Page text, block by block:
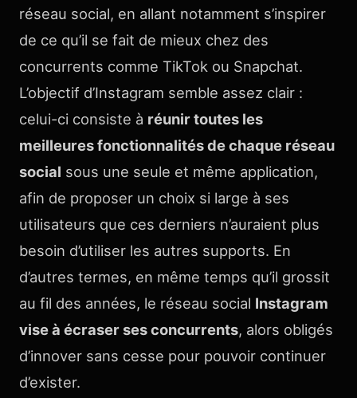
réseau social, en allant notamment s’inspirer
de ce qu’il se fait de mieux chez des
concurrents comme TikTok ou Snapchat.
L’objectif d’Instagram semble assez clair :
celui-ci consiste à réunir toutes les
meilleures fonctionnalités de chaque réseau
social sous une seule et même application,
afin de proposer un choix si large à ses
utilisateurs que ces derniers n’auraient plus
besoin d’utiliser les autres supports. En
d’autres termes, en même temps qu’il grossit
au fil des années, le réseau social Instagram
vise à écraser ses concurrents, alors obligés
d’innover sans cesse pour pouvoir continuer
d’exister.